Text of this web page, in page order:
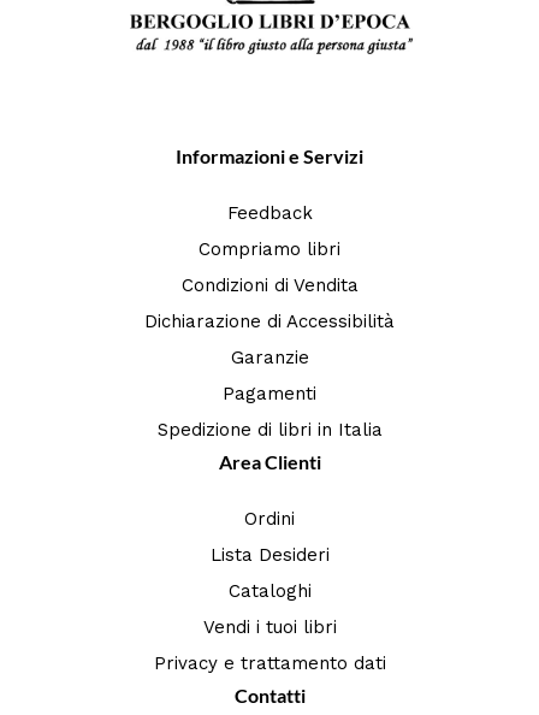
Informazioni e Servizi
Feedback
Compriamo libri
Condizioni di Vendita
Dichiarazione di Accessibilità
Garanzie
Pagamenti
Spedizione di libri in Italia
Area Clienti
Ordini
Lista Desideri
Cataloghi
Vendi i tuoi libri
Privacy e trattamento dati
Contatti